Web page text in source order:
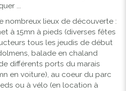
...
nombreux lieux de découverte :
à 15mn à pieds (diverses fêtes
tous les jeudis de début
balade en chaland
différents ports du marais
en voiture), au coeur du parc
ou à vélo (en location à